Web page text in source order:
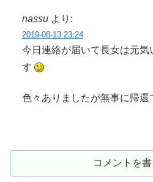
nassu より:
2019-08-13 23:24
今日連絡が届いて長女は元気
す
色々ありましたが無事に帰還
コメントを